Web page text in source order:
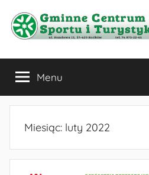
treści
Gminne
Centrum
Kultury,
Sportu
Menu
Miesiąc: luty 2022